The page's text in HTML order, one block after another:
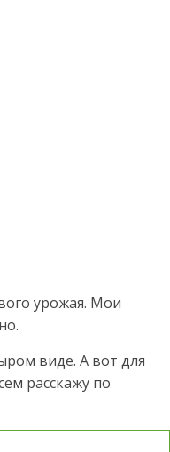
урожая. Мои
виде. А вот для
расскажу по